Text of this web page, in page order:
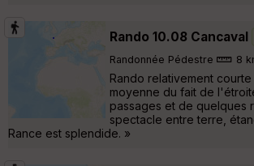
Rando 10.08 Cancaval
Randonnée Pédestre 8
Rando relativement
moyenne du fait de
passages et de quelques
spectacle entre terre,
Rance est splendide. »